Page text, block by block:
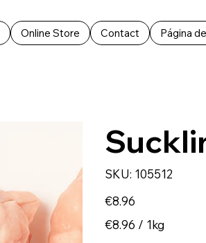
Online Store Contact Página
SKU: SKU
105512
105512
Price
€8.96
€8.96
per
€8.96 / 1kg